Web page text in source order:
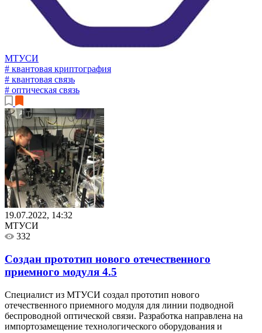
МТУСИ
# квантовая криптография
# квантовая связь
# оптическая связь
19.07.2022, 14:32
МТУСИ
332
Создан прототип нового отечественного
приемного модуля 4.5
Специалист из МТУСИ создал прототип нового
отечественного приемного модуля для линии подводной
беспроводной оптической связи. Разработка направлена на
импортозамещение технологического оборудования и